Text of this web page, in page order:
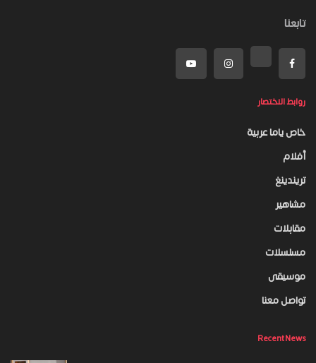
تابعنا
روابط الاختصار
خاص ياما عربية
أفلام
تريندينغ
مشاهير
مقابلات
مسلسلات
موسيقى
تواصل معنا
Recent News